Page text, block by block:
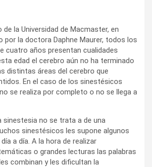
de la Universidad de Macmaster, en
por la doctora Daphne Maurer, todos los
cuatro años presentan cualidades
edad el cerebro aún no ha terminado
distintas áreas del cerebro que
En el caso de los sinestésicos
se realiza por completo o no se llega a
sinestesia no se trata a de una
sinestésicos les supone algunos
a día. A la hora de realizar
o grandes lecturas las palabras
combinan y les dificultan la